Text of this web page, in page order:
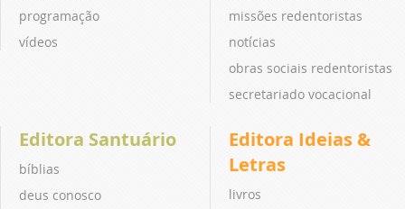
programação
vídeos
missões redentoristas
notícias
obras sociais redentoristas
secretariado vocacional
Editora Santuário
bíblias
deus conosco
Editora Ideias &
Letras
livros